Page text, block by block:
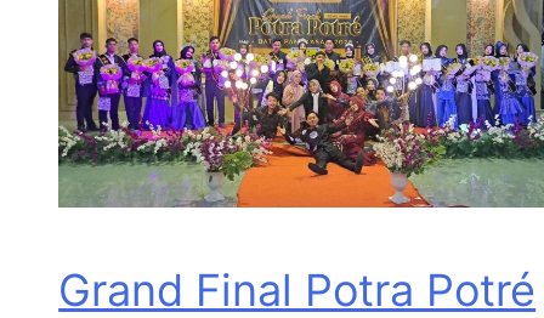
Grand Final Potra Potré